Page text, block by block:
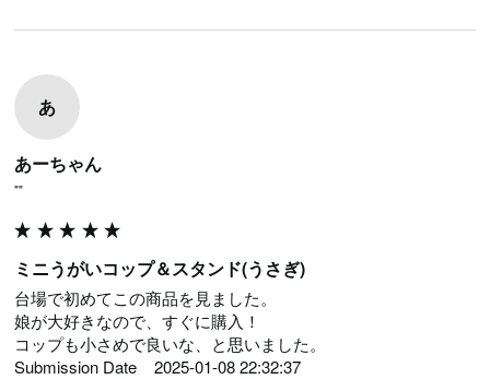
あ
あーちゃん
""
ミニうがいコップ＆スタンド(うさぎ)
台場で初めてこの商品を見ました。
娘が大好きなので、すぐに購入！
コップも小さめで良いな、と思いました。
Submission Date	2025-01-08 22:32:37